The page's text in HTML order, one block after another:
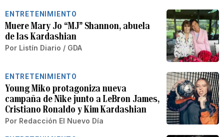
ENTRETENIMIENTO
Muere Mary Jo “MJ” Shannon, abuela
de las Kardashian
Por Listín Diario / GDA
ENTRETENIMIENTO
Young Miko protagoniza nueva
campaña de Nike junto a LeBron James,
Cristiano Ronaldo y Kim Kardashian
Por Redacción El Nuevo Día